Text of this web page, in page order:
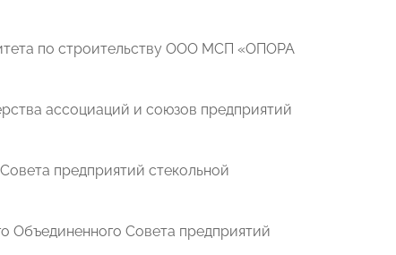
по строительству ООО МСП «ОПОРА
ассоциаций и союзов предприятий
предприятий стекольной
Объединенного Совета предприятий